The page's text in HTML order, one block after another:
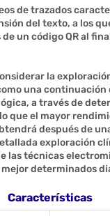
de trazados
del texto, a los
un código QR al
la
una continuación
a través de
que el mayor
después de
exploración
las técnicas
determinados
Características